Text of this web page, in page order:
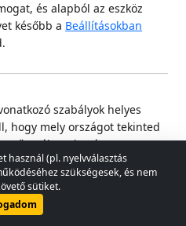
és alapból az eszköz
később a Beállításokban
szabályok helyes
hogy mely országot tekinted
élsz, ahová a
Amíg ez nincs beállítva,
figyelmeztetni fog a beállítás
irányelvek
használ (pl. nyelvválasztás
szükségesek, és nem
sütiket.